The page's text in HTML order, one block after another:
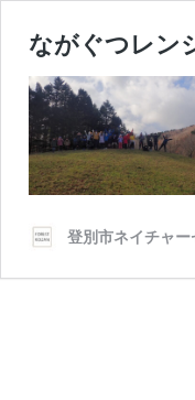
ながぐつレン
登別市ネイチャ